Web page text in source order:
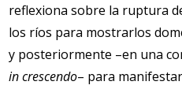
reflexiona sobre la ruptura
los ríos para mostrarlos
y posteriormente –en una
in crescendo– para